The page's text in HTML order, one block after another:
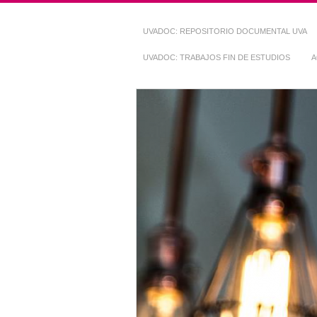
UVADOC: REPOSITORIO DOCUMENTAL UVA
UVADOC: TRABAJOS FIN DE ESTUDIOS
Repositorio
~ UVaDOC